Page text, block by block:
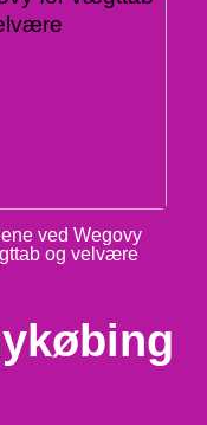
ved Wegovy
og velvære